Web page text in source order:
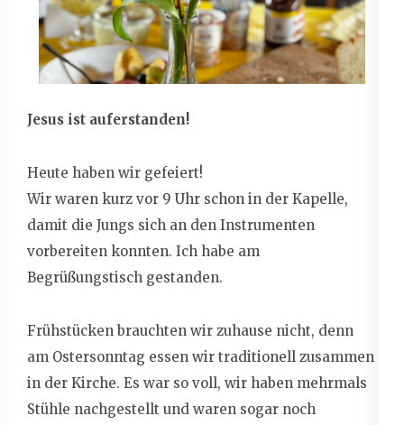
Jesus ist auferstanden!
Heute haben wir gefeiert!
Wir waren kurz vor 9 Uhr schon in der Kapelle,
damit die Jungs sich an den Instrumenten
vorbereiten konnten. Ich habe am
Begrüßungstisch gestanden.
Frühstücken brauchten wir zuhause nicht, denn
am Ostersonntag essen wir traditionell zusammen
in der Kirche. Es war so voll, wir haben mehrmals
Stühle nachgestellt und waren sogar noch